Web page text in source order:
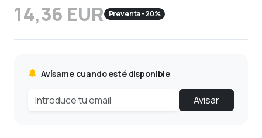
14,36 EUR Preventa -20%
Avísame cuando esté disponible
Avisar